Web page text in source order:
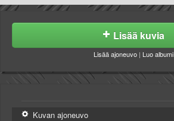
Lisää kuvia
Lisää ajoneuvo | Luo albumi
Kuvan ajoneuvo